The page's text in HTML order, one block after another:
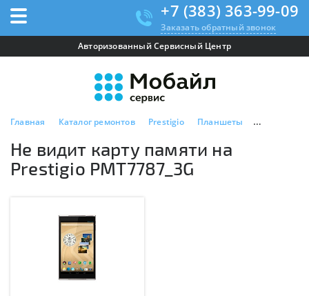
+7 (383) 363-99-09
Заказать обратный звонок
Авторизованный Сервисный Центр
Главная Каталог ремонтов Prestigio Планшеты Prestigio
Не видит карту памяти на
Prestigio PMT7787_3G